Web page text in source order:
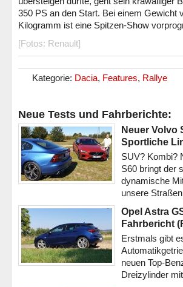
350 PS an den Start. Bei einem Gewicht
Kilogramm ist eine Spitzen-Show
[Fotos: Renault]
Kategorie: Dacia, Features, Rallye
Neue Tests und Fahrberichte:
Neuer Volvo
Sportliche
SUV? Kombi?
S60 bringt der
dynamische
unsere
Opel Astra
Fahrbericht
Erstmals gibt
neuen Top-
Dreizylinder